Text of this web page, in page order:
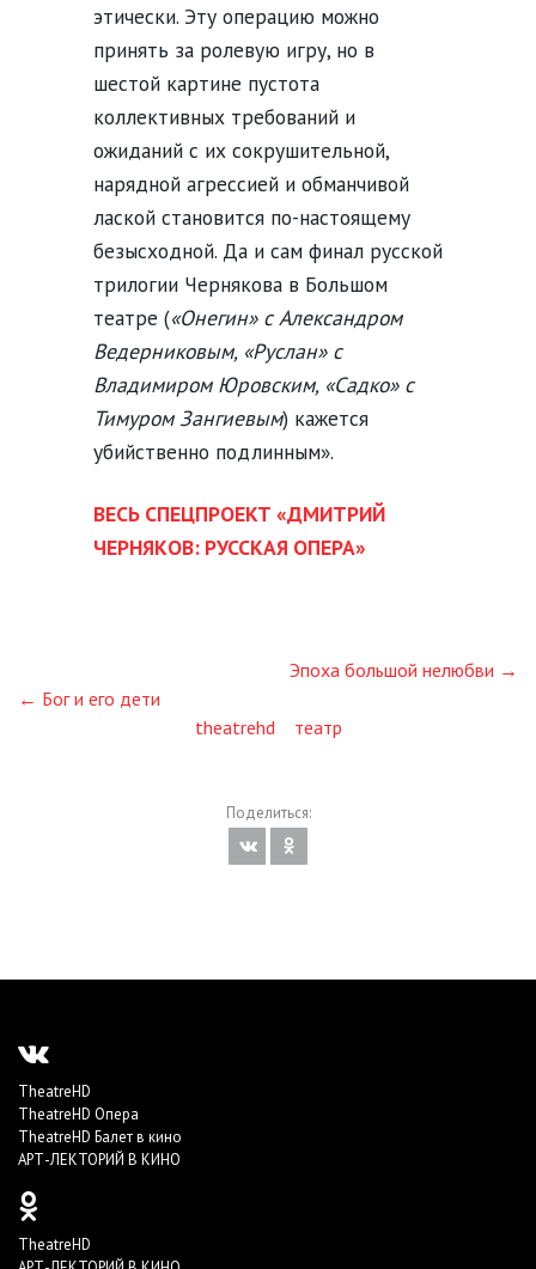
этически. Эту операцию можно
принять за ролевую игру, но в
шестой картине пустота
коллективных требований и
ожиданий с их сокрушительной,
нарядной агрессией и обманчивой
лаской становится по-настоящему
безысходной. Да и сам финал русской
трилогии Чернякова в Большом
театре («Онегин» с Александром
Ведерниковым, «Руслан» с
Владимиром Юровским, «Садко» с
Тимуром Зангиевым) кажется
убийственно подлинным».
ВЕСЬ СПЕЦПРОЕКТ «ДМИТРИЙ
ЧЕРНЯКОВ: РУССКАЯ ОПЕРА»
Эпоха большой нелюбви →
← Бог и его дети
theatrehd
театр
Поделиться:
TheatreHD
TheatreHD Опера
TheatreHD Балет в кино
АРТ-ЛЕКТОРИЙ В КИНО
TheatreHD